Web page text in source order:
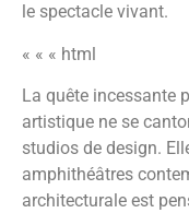
le spectacle vivant.
« « « html
La quête incessante
artistique ne se
studios de design.
amphithéâtres
architecturale est